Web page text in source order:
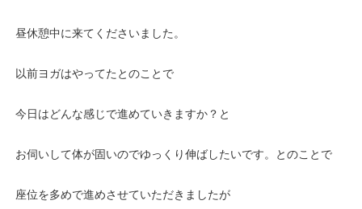
昼休憩中に来てくださいました。
以前ヨガはやってたとのことで
今日はどんな感じで進めていきますか？と
お伺いして体が固いのでゆっくり伸ばしたいです。とのことで
座位を多めで進めさせていただきましたが